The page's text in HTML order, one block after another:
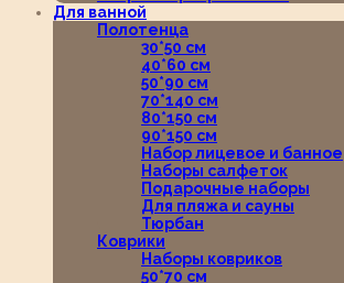
Для ванной
Полотенца
30*50 см
40*60 см
50*90 см
70*140 см
80*150 см
90*150 см
Набор лицевое и банное
Наборы салфеток
Подарочные наборы
Для пляжа и сауны
Тюрбан
Коврики
Наборы ковриков
50*70 см